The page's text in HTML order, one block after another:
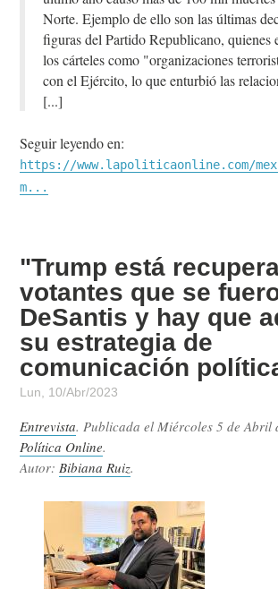
Norte. Ejemplo de ello son las últimas
figuras del Partido Republicano, quienes
los cárteles como "organizaciones
con el Ejército, lo que enturbió las
Seguir leyendo en:
https://www.lapoliticaonline.com/
m...
"Trump está
votantes que se
DeSantis y hay que
su estrategia de
comunicación
Lun, 10/Abr/2023
Entrevista. Publicada elMiércoles 5 de Abril
Política Online.
Autor:Bibiana Ruiz.